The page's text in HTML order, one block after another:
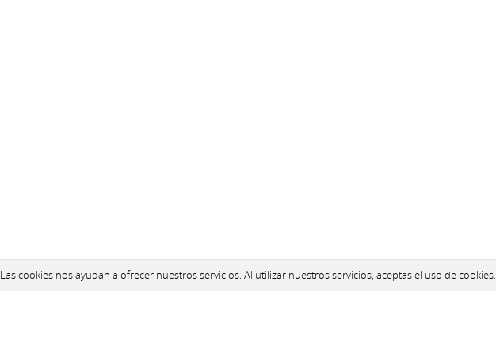
Las cookies nos ayudan a ofrecer nuestros servicios. Al utilizar nuestros servicios, aceptas el uso de cookies.